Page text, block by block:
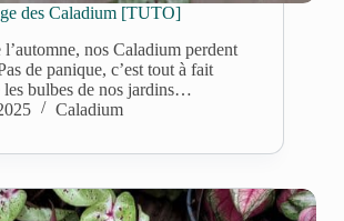
des Caladium [TUTO]
l’automne, nos Caladium perdent
de panique, c’est tout à fait
bulbes de nos jardins…
Caladium